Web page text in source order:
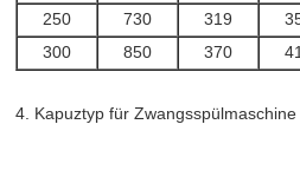
250
730 319
300
850 370
4. Kapuztyp für